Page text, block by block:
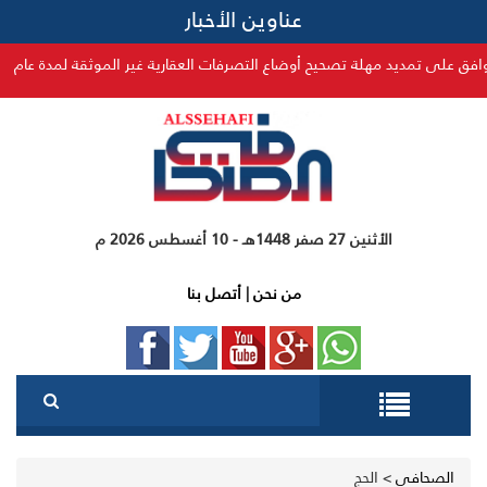
عناوين الأخبار
مهلة تصحيح أوضاع التصرفات العقارية غير الموثقة لمدة عام
الأثنين 27 صفر 1448هـ - 10 أغسطس 2026 م
من نحن|أتصل بنا
الصحافي> الحج